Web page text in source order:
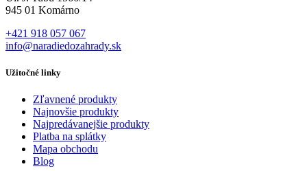
945 01 Komárno
+421 918 057 067
info@naradiedozahrady.sk
Užitočné linky
Zľavnené produkty
Najnovšie produkty
Najpredávanejšie produkty
Platba na splátky
Mapa obchodu
Blog